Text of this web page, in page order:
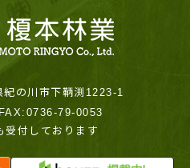
の川市下鞆渕1223-1
79-0053
付しております